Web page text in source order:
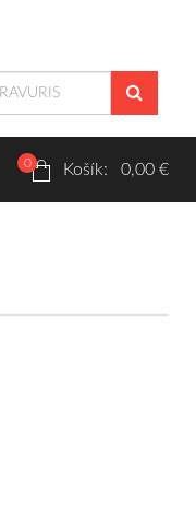
0 Košík: 0,00 €